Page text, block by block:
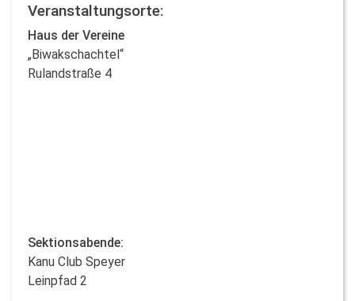
Veranstaltungsorte:
Haus der Vereine
„Biwakschachtel“
Rulandstraße 4
Sektionsabende:
Kanu Club Speyer
Leinpfad 2